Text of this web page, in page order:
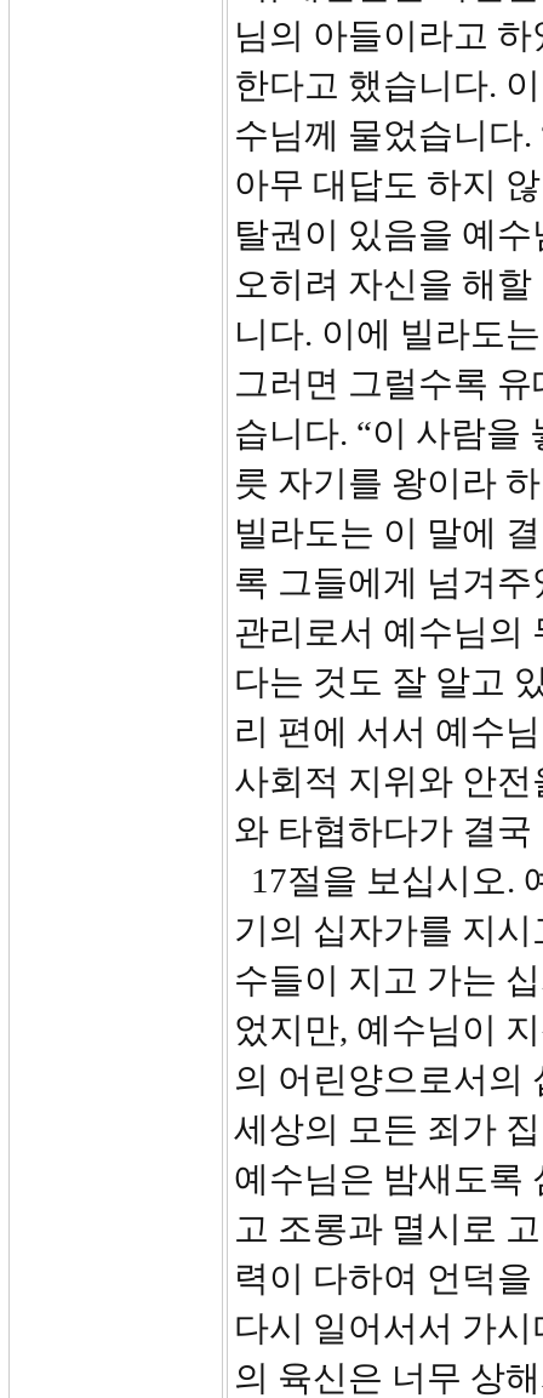
님의 아들이라고
한다고 했습니다.
수님께 물었습니다
아무 대답도 하지
탈권이 있음을 예
오히려 자신을 해
니다. 이에 빌라도
그러면 그럴수록
습니다. “이 사람을
릇 자기를 왕이라
빌라도는 이 말에
록 그들에게 넘겨
관리로서 예수님의
다는 것도 잘 알고
리 편에 서서 예수
사회적 지위와 안
와 타협하다가 결
17절을 보십시오.
기의 십자가를 지
수들이 지고 가는
었지만, 예수님이
의 어린양으로서의
세상의 모든 죄가
예수님은 밤새도록
고 조롱과 멸시로
력이 다하여 언덕
다시 일어서서 가
의 육신은 너무 상